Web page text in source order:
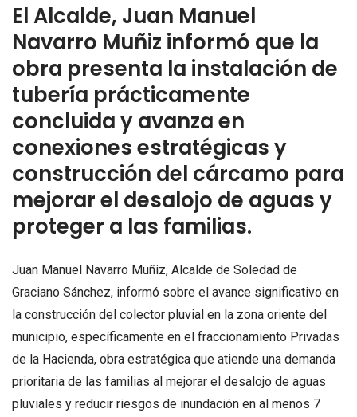
El Alcalde, Juan Manuel
Navarro Muñiz informó que la
obra presenta la instalación de
tubería prácticamente
concluida y avanza en
conexiones estratégicas y
construcción del cárcamo para
mejorar el desalojo de aguas y
proteger a las familias.
Juan Manuel Navarro Muñiz, Alcalde de Soledad de
Graciano Sánchez, informó sobre el avance significativo en
la construcción del colector pluvial en la zona oriente del
municipio, específicamente en el fraccionamiento Privadas
de la Hacienda, obra estratégica que atiende una demanda
prioritaria de las familias al mejorar el desalojo de aguas
pluviales y reducir riesgos de inundación en al menos 7